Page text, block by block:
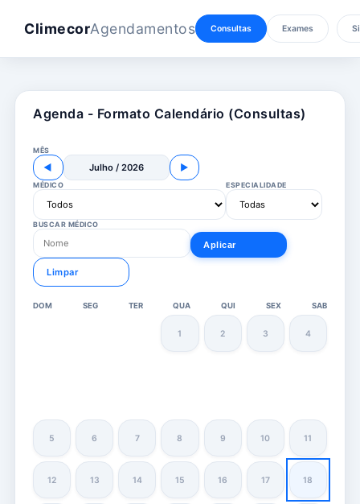
ClimecorAgendamentos Consultas Exames
Agenda - Formato Calendário (Consultas)
MÊS
◀ Julho / 2026 ▶
MÉDICO ESPECIALIDADE
BUSCAR MÉDICO
Aplicar
Limpar
DOM SEG TER QUA QUI SEX SAB
1 2 3 4
5 6 7 8 9 10 11
12 13 14 15 16 17 18